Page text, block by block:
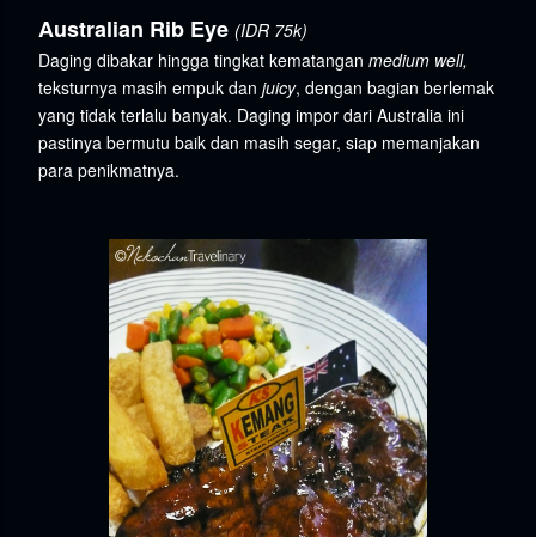
Australian Rib Eye (IDR 75k)
Daging dibakar hingga tingkat kematangan medium well,
teksturnya masih empuk dan juicy, dengan bagian berlemak
yang tidak terlalu banyak. Daging impor dari Australia ini
pastinya bermutu baik dan masih segar, siap memanjakan
para penikmatnya.